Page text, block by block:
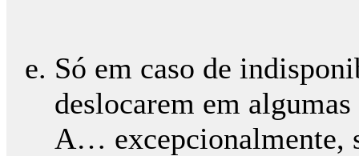
Só em caso de
deslocarem em
A… excepcionalmente,